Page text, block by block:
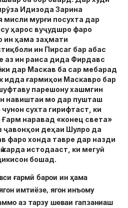
Идизода Зарина
мурғи посухта дар
ҳарос вуҷудшро фаро
ин ҳама заҳмати
ин Пирсаг бар абас
аз ин раиса дида Фирдавс
ки дар Маскав ба сар мебарад
идда ғармиҳои Маскавро бар
парешону хашмгин
навиштаи мо дар пушташ
сухта гирифтаст, ки
Ғарм наравад «конец света»
деҳаи Шулро да
фаро хонда тавре дар назди
карда истодааст, ки мегуӣ
бошад.
ғармӣ барои ин ҳама
имтиёзе, ягон инъому
аз тарзу шеваи гапзаниаш